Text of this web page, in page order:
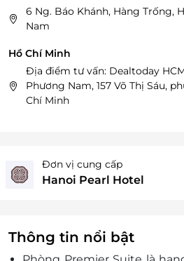
6 Ng. Báo Khánh, Hàng Trống,
Nam
Hồ Chí Minh
Địa điểm tư vấn: Dealtoday
Phương Nam, 157 Võ Thị Sáu,
Chí Minh
Đơn vị cung cấp
Hanoi Pearl Hotel
Thông tin nổi bật